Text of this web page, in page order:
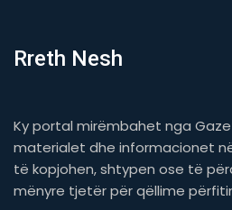
Rreth Nesh
Ky portal mirëmbahet nga
materialet dhe informacionet
të kopjohen, shtypen ose të
mënyre tjetër për qëllime